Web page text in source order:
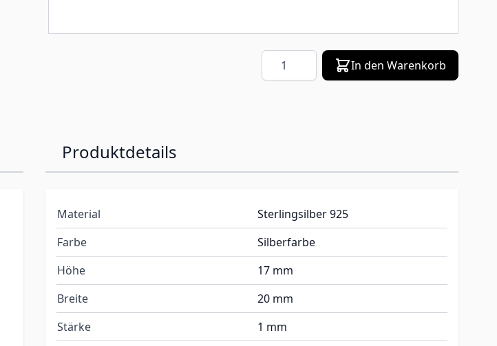
Menge In den Warenkorb
Produktdetails
Material
Sterlingsilber 925
Farbe
Silberfarbe
Höhe
17 mm
Breite
20 mm
Stärke
1 mm